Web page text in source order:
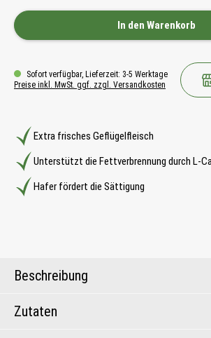
Extra frisches Geflügelfleisch
Unterstützt die Fettverbrennung durch L-
Hafer fördert die Sättigung
In den Warenkorb
Sofort verfügbar, Lieferzeit: 3-5 Werktage
Preise inkl. MwSt. ggf. zzgl. Versandkosten
Beschreibung
Zutaten